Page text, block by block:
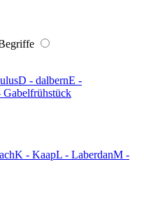
D - dalbernE -
Gabelfrühstück
K - KaapL - LaberdanM -